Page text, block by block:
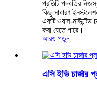
প্রতিটি পদ্ধতির
কিছু সাধারণ
একটি ওয়াল-মাউন্টেড
করা যেতে পারে।
আরও পড়ুন
এসি ইভি চার্জার